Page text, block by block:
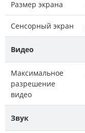
Размер экрана
Сенсорный экран
Видео
Максимальное
разрешение
видео
Звук